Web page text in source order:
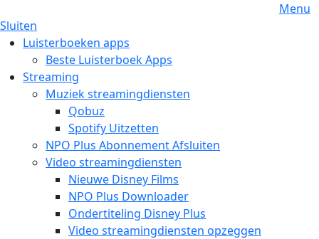
Menu
Sluiten
Luisterboeken apps
Beste Luisterboek Apps
Streaming
Muziek streamingdiensten
Qobuz
Spotify Uitzetten
NPO Plus Abonnement Afsluiten
Video streamingdiensten
Nieuwe Disney Films
NPO Plus Downloader
Ondertiteling Disney Plus
Video streamingdiensten opzeggen